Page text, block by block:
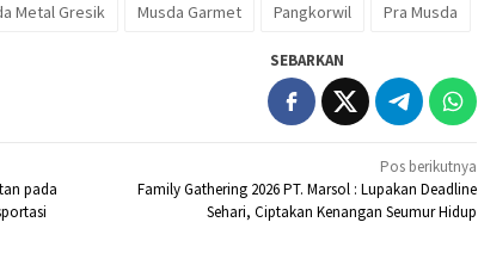
Metal Gresik Musda Garmet Pangkorwil Pra Musda
SEBARKAN
pada
Pos berikutnya
Family Gathering 2026 PT. Marsol : Lupakan Deadline
Sehari, Ciptakan Kenangan Seumur Hidup